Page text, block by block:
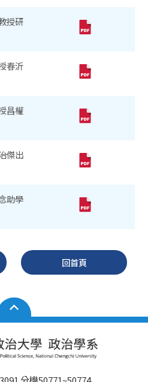
授研
春沂
昌權
傑出
助學
回首頁